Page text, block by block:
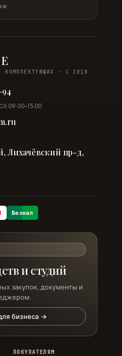
КОМПЛЕКТУЮЩИХ · С 2018
94
09:00–15:00
Лихачёвский пр-д,
Безнал
и студий
закупок, документы и
бизнеса →
ПОКУПАТЕЛЯМ